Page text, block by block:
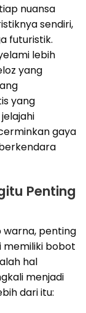
nuansa
sendiri,
futuristik.
lebih
yang
yang
gaya
Penting
warna, penting
memiliki bobot
hal
menjadi
dari itu: